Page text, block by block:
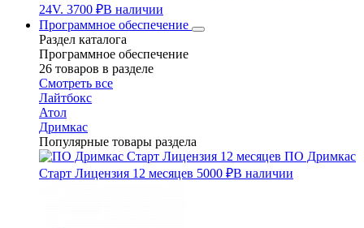
24V. 3700 ₽В наличии
Программное обеспечение
Раздел каталога
Программное обеспечение
26 товаров в разделе
Смотреть все
Лайтбокс
Атол
Дримкас
Популярные товары раздела
ПО Дримкас
Старт Лицензия 12 месяцев 5000 ₽В наличии